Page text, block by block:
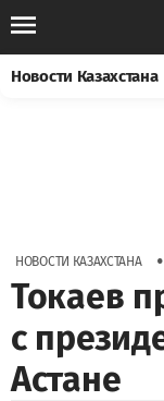
Новости Казахстана
НОВОСТИ КАЗАХСТАНА •
Токаев
с
Астане